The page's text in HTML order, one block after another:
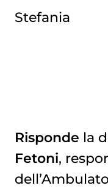
Stefania
Risponde la
Fetoni,